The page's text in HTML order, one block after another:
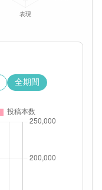
全期間